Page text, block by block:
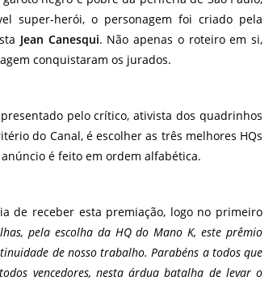
super-herói, o personagem foi criado pela
Jean Canesqui. Não apenas o roteiro em si,
conquistaram os jurados.
pelo crítico, ativista dos quadrinhos
do Canal, é escolher as três melhores HQs
é feito em ordem alfabética.
de receber esta premiação, logo no primeiro
pela escolha da HQ do Mano K, este prêmio
de nosso trabalho. Parabéns a todos que
vencedores, nesta árdua batalha de levar o